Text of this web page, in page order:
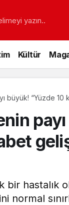
yazın..
Kültür
büyük! “Yüzde 10
bir hastalık
normal